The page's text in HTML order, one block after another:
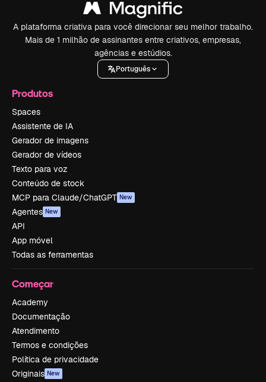
A plataforma criativa para você direcionar seu melhor trabalho.
Mais de 1 milhão de assinantes entre criativos, empresas,
agências e estúdios.
Português
Produtos
Spaces
Assistente de IA
Gerador de imagens
Gerador de vídeos
Texto para voz
Conteúdo de stock
MCP para Claude/ChatGPT New
Agentes New
API
App móvel
Todas as ferramentas
Começar
Academy
Documentação
Atendimento
Termos e condições
Política de privacidade
Originais New